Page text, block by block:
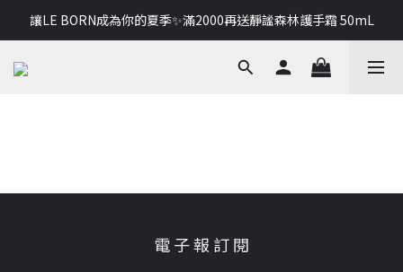
讓LE BORN成為你的夏季✨滿2000再送靜謐森林護手霜 50mL
讓LE BORN成為你的夏季✨滿2000再送靜謐森林護手霜 50mL
給特別的你，首購即贈保濕潤髮乳 30 mL
電 子 報 訂 閱